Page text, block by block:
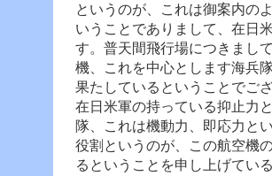
というのが、これは御案内の
いうことでありまして、在日
す。 普天間飛行場につきまし
機、これを中心とします海兵
果たしているということでござ
在日米軍の持っている抑止力
隊、これは機動力、即応力と
役割というのが、この航空機
るということを申し上げてい